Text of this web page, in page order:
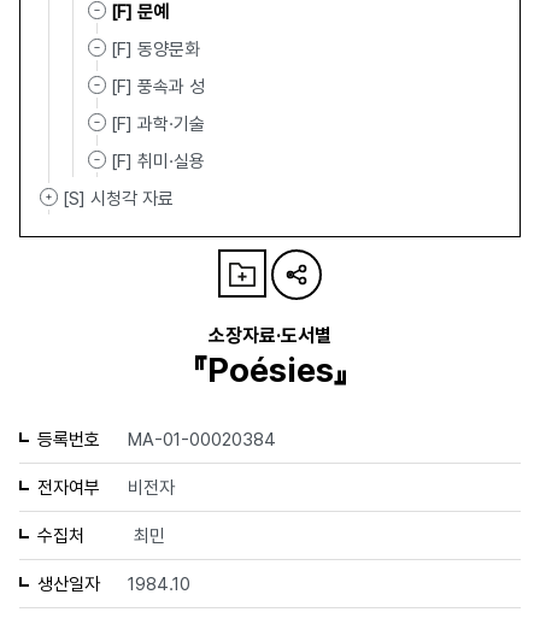
[F] 문예
[F] 동양문화
[F] 풍속과 성
[F] 과학·기술
[F] 취미·실용
[S] 시청각 자료
소장자료·도서별
『Poésies』
등록번호 MA-01-00020384
전자여부 비전자
수집처 최민
생산일자 1984.10